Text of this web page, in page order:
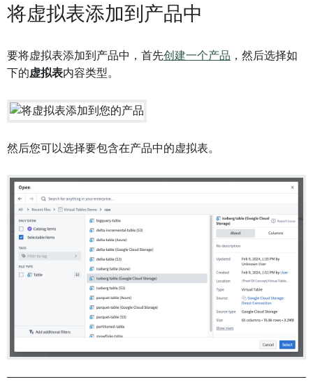
将虚拟表添加到产品中
要将虚拟表添加到产品中，首先创建一个产品 ，然后选择如
下的虚拟表内容类型。
然后您可以选择要包含在产品中的虚拟表。